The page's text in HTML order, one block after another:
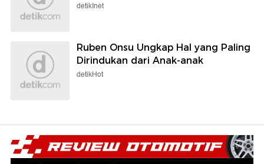
detikInet
Ruben Onsu Ungkap Hal yang Paling
Dirindukan dari Anak-anak
detikHot